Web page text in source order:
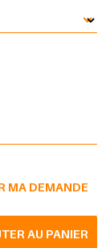
MA DEMANDE
AU PANIER